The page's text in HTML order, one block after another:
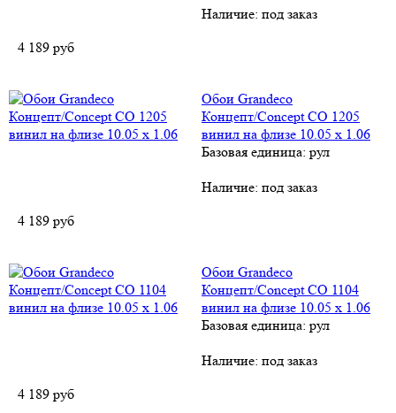
Наличие: под заказ
4 189 руб
Обои Grandeco
Концепт/Concept CO 1205
винил на флизе 10.05 х 1.06
Базовая единица: рул
Наличие: под заказ
4 189 руб
Обои Grandeco
Концепт/Concept CO 1104
винил на флизе 10.05 х 1.06
Базовая единица: рул
Наличие: под заказ
4 189 руб